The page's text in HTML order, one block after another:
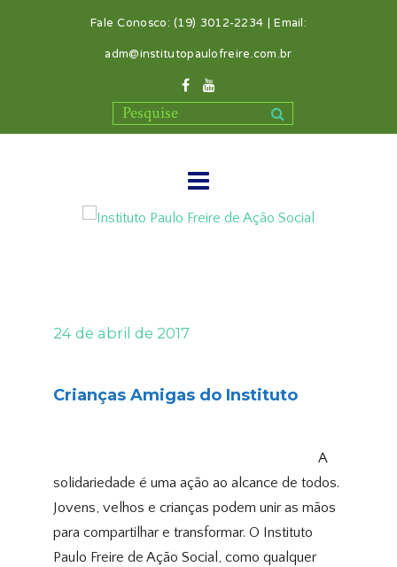
Fale Conosco: (19) 3012-2234 | Email:
adm@institutopaulofreire.com.br
24 de abril de 2017
Crianças Amigas do Instituto
A
solidariedade é uma ação ao alcance de todos.
Jovens, velhos e crianças podem unir as mãos
para compartilhar e transformar. O Instituto
Paulo Freire de Ação Social, como qualquer